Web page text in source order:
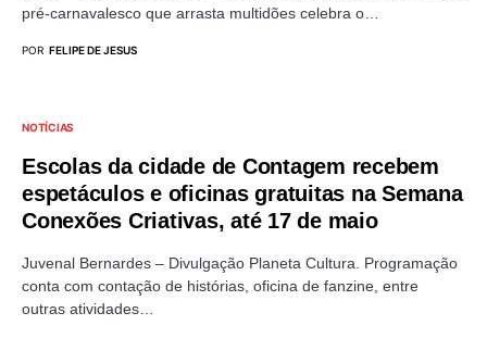
pré-carnavalesco que arrasta multidões celebra o…
POR FELIPE DE JESUS
NOTÍCIAS
Escolas da cidade de Contagem recebem
espetáculos e oficinas gratuitas na Semana
Conexões Criativas, até 17 de maio
Juvenal Bernardes – Divulgação Planeta Cultura. Programação
conta com contação de histórias, oficina de fanzine, entre
outras atividades…